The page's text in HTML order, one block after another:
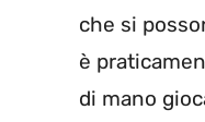
che si
è
di mano